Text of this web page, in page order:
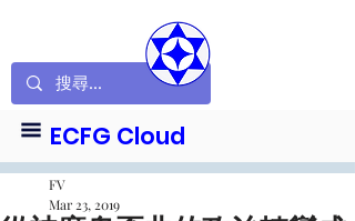
ECFG Cloud
FV
Mar 23, 2019